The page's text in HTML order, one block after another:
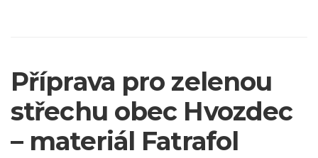
Příprava pro zelenou
střechu obec Hvozdec
– materiál Fatrafol